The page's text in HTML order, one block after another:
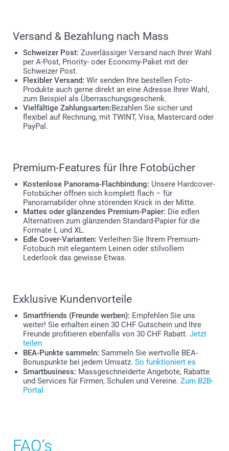
Versand & Bezahlung nach Mass
Schweizer Post: Zuverlässiger Versand nach Ihrer Wahl
per A-Post, Priority- oder Economy-Paket mit der
Schweizer Post.
Flexibler Versand: Wir senden Ihre bestellen Foto-
Produkte auch gerne direkt an eine Adresse Ihrer Wahl,
zum Beispiel als Überraschungsgeschenk.
Vielfältige Zahlungsarten:Bezahlen Sie sicher und
flexibel auf Rechnung, mit TWINT, Visa, Mastercard oder
PayPal.
Premium-Features für Ihre Fotobücher
Kostenlose Panorama-Flachbindung: Unsere Hardcover-
Fotobücher öffnen sich komplett flach – für
Panoramabilder ohne störenden Knick in der Mitte.
Mattes oder glänzendes Premium-Papier: Die edlen
Alternativen zum glänzenden Standard-Papier für die
Formate L und XL.
Edle Cover-Varianten: Verleihen Sie Ihrem Premium-
Fotobuch mit elegantem Leinen oder stilvollem
Lederlook das gewisse Etwas.
Exklusive Kundenvorteile
Smartfriends (Freunde werben): Empfehlen Sie uns
weiter! Sie erhalten einen 30 CHF Gutschein und Ihre
Freunde profitieren ebenfalls von 30 CHF Rabatt. Jetzt
teilen
BEA-Punkte sammeln: Sammeln Sie wertvolle BEA-
Bonuspunkte bei jedem Umsatz. So funktioniert es
Smartbusiness: Massgeschneiderte Angebote, Rabatte
und Services für Firmen, Schulen und Vereine. Zum B2B-
Portal
FAQ’s